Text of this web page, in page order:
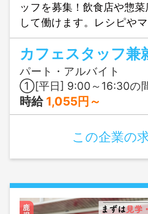
ッフを募集！飲食店や惣
して働けます。レシピや
ブランクのある方も安心
する就労支援の職場で、
がいも感じられるお仕事で
カフェスタッフ兼
パート・アルバイト
①[平日] 9:00～16:30の間で5時間程
時給 1,055円～
この企業の